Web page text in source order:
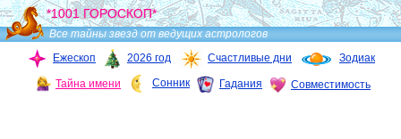
*1001 ГОРОСКОП*
Все тайны звезд от ведущих астрологов
Ежескоп
2026 год Счастливые дни Зодиак
Тайна имени Сонник Гадания Совместимость